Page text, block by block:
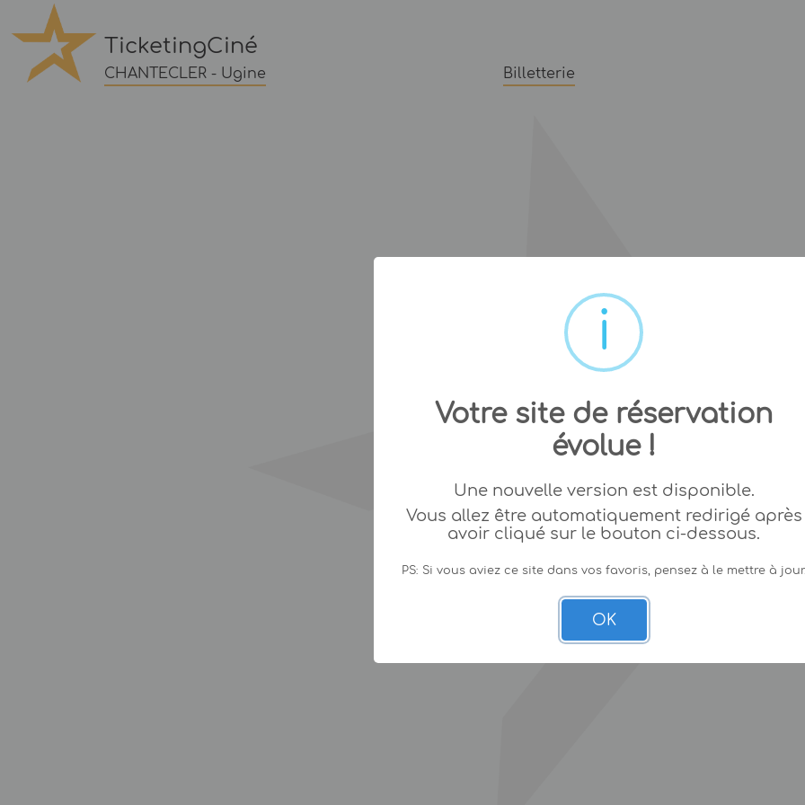
TicketingCiné
CHANTECLER - Ugine Billetterie
Votre site de réservation
évolue !
Une nouvelle version est disponible.
Vous allez être automatiquement redirigé après
avoir cliqué sur le bouton ci-dessous.
PS: Si vous aviez ce site dans vos favoris, pensez à le mettre à
OK